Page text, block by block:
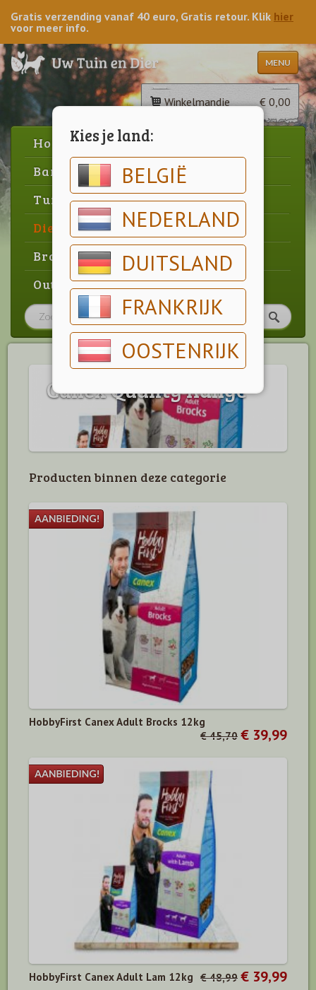
Kies je land:
BELGIË
NEDERLAND
DUITSLAND
FRANKRIJK
OOSTENRIJK
Gratis verzending vanaf 40 euro, Gratis retour. Klik hier
voor meer info.
MENU
Winkelmandje € 0,00
Home
Barbecue
Tuin
Dier
Brood & gebak
Outlet
Canex Quality Range
Producten binnen deze categorie
HobbyFirst Canex Adult Brocks 12kg
€ 45,70 € 39,99
HobbyFirst Canex Adult Lam 12kg € 48,99 € 39,99